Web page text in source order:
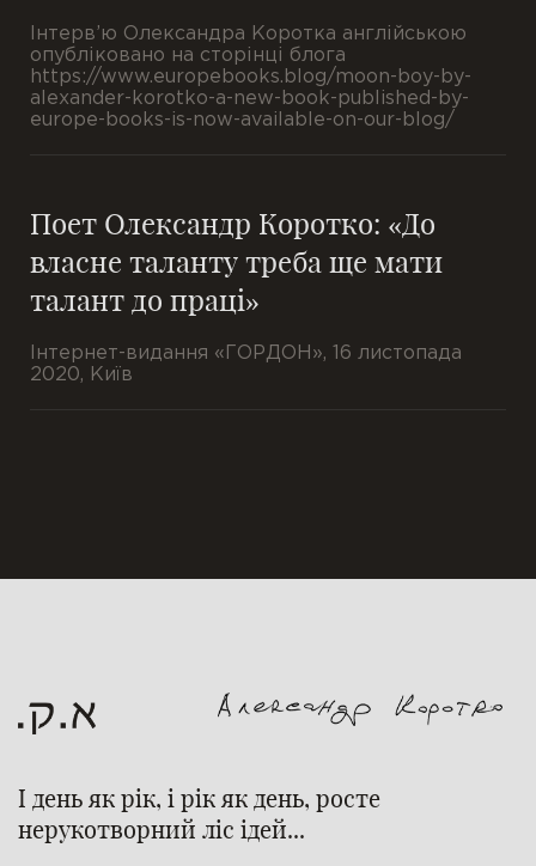
Інтерв’ю Олександра Коротка англійською
опубліковано на сторінці блога
https://www.europebooks.blog/moon-boy-by-
alexander-korotko-a-new-book-published-by-
europe-books-is-now-available-on-our-blog/
Поет Олександр Коротко: «До
власне таланту треба ще мати
талант до праці»
Інтернет-видання «ГОРДОН», 16 листопада
2020, Київ
І день як рік, і рік як день, росте
нерукотворний ліс ідей...